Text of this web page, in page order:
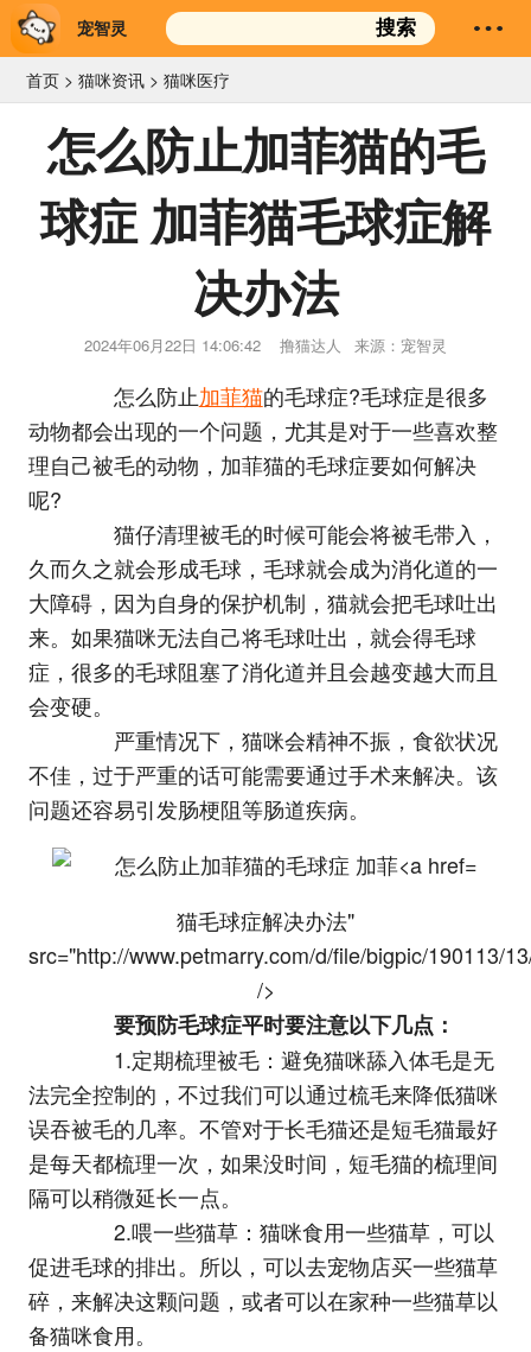
宠智灵 搜索
首页 >猫咪资讯 >猫咪医疗
怎么防止加菲猫的毛
球症 加菲猫毛球症解
决办法
2024年06月22日 14:06:42 撸猫达人 来源：宠智灵
怎么防止加菲猫的毛球症?毛球症是很多
动物都会出现的一个问题，尤其是对于一些喜欢整
理自己被毛的动物，加菲猫的毛球症要如何解决
呢?
猫仔清理被毛的时候可能会将被毛带入，
久而久之就会形成毛球，毛球就会成为消化道的一
大障碍，因为自身的保护机制，猫就会把毛球吐出
来。如果猫咪无法自己将毛球吐出，就会得毛球
症，很多的毛球阻塞了消化道并且会越变越大而且
会变硬。
严重情况下，猫咪会精神不振，食欲状况
不佳，过于严重的话可能需要通过手术来解决。该
问题还容易引发肠梗阻等肠道疾病。
猫毛球症解决办法"
src="http://www.petmarry.com/d/file/bigpic/190113/
/>
要预防毛球症平时要注意以下几点：
1.定期梳理被毛：避免猫咪舔入体毛是无
法完全控制的，不过我们可以通过梳毛来降低猫咪
误吞被毛的几率。不管对于长毛猫还是短毛猫最好
是每天都梳理一次，如果没时间，短毛猫的梳理间
隔可以稍微延长一点。
2.喂一些猫草：猫咪食用一些猫草，可以
促进毛球的排出。所以，可以去宠物店买一些猫草
碎，来解决这颗问题，或者可以在家种一些猫草以
备猫咪食用。